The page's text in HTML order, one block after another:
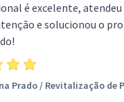
é excelente, atendeu
e solucionou o
Prado/ Revitalização de